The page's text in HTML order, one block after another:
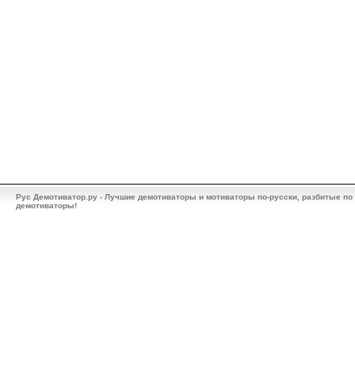
Рус Демотиватор.ру - Лучшие демотиваторы и мотиваторы по-русски, разбитые
демотиваторы!